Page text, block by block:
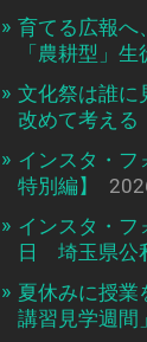
育てる広報へ
「農耕型」
文化祭は誰に
改めて考える
インスタ・フ
特別編】
インスタ・フ
日 埼玉県公
夏休みに授業
講習見学週間